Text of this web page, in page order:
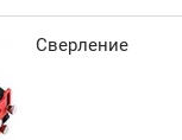
Сверление